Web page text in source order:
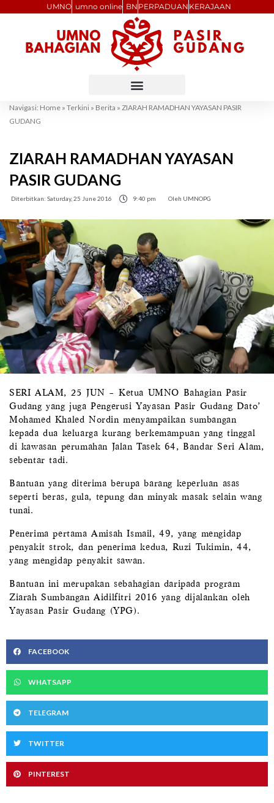
content
UMNO umno online BN PERPADUAN KERAJAAN
Navigasi: Home » Terkini » Berita » ZIARAH RAMADHAN YAYASAN PASIR
GUDANG
ZIARAH RAMADHAN YAYASAN
PASIR GUDANG
Diterbitkan: Saturday, 25 June 2016 9:40 pm Oleh UMNOPG
SERI ALAM, 25 JUN – Ketua UMNO Bahagian Pasir
Gudang yang juga Pengerusi Yayasan Pasir Gudang Dato’
Mohamed Khaled Nordin menyampaikan sumbangan
kepada dua keluarga kurang berkemampuan yang tinggal
di kawasan perumahan Jalan Tasek 64, Bandar Seri Alam,
sebentar tadi.
Bantuan yang diterima berupa barang keperluan asas
seperti beras, gula, tepung dan minyak masak selain wang
tunai.
Penerima pertama Amisah Ismail, 49, yang mengidap
penyakit strok, dan penerima kedua, Ruzi Tukimin, 44,
yang mengidap penyakit sawan.
Bantuan ini merupakan sebahagian daripada program
Ziarah Sumbangan Aidilfitri 2016 yang dijalankan oleh
Yayasan Pasir Gudang (YPG).
FACEBOOK
WHATSAPP
TELEGRAM
TWITTER
PINTEREST